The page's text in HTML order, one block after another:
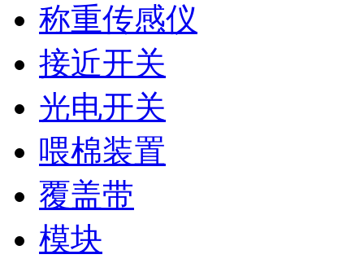
称重传感仪
接近开关
光电开关
喂棉装置
覆盖带
模块